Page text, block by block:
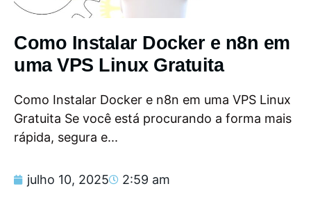
Como Instalar Docker e n8n em
uma VPS Linux Gratuita
Como Instalar Docker e n8n em uma VPS Linux
Gratuita Se você está procurando a forma mais
rápida, segura e...
julho 10, 2025 2:59 am